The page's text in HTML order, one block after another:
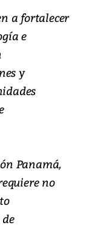
a fortalecer
e
y
Panamá,
no